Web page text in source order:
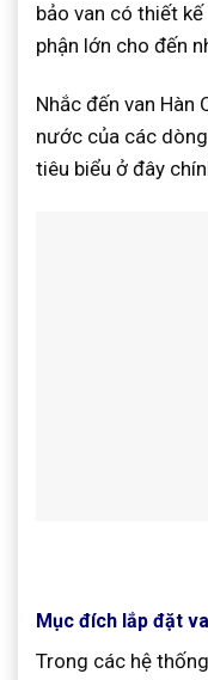
bảo van có thiết
phận lớn cho đến
Nhắc đến van Hàn
nước của các
tiêu biểu ở đây
Mục đích lắp đặt
Trong các hệ